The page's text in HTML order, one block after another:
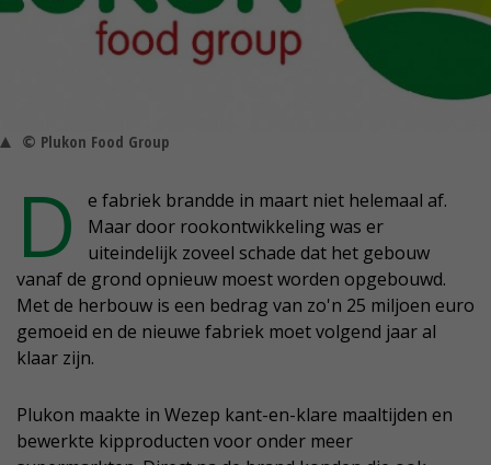
© Plukon Food Group
D
e fabriek brandde in maart niet helemaal af.
Maar door rookontwikkeling was er
uiteindelijk zoveel schade dat het gebouw
vanaf de grond opnieuw moest worden opgebouwd.
Met de herbouw is een bedrag van zo'n 25 miljoen euro
gemoeid en de nieuwe fabriek moet volgend jaar al
klaar zijn.
Plukon maakte in Wezep kant-en-klare maaltijden en
bewerkte kipproducten voor onder meer